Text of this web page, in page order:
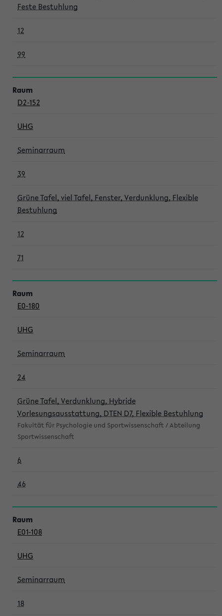
Feste Bestuhlung
12
99
D2-152
UHG
Seminarraum
39
Grüne Tafel, viel Tafel, Fenster, Verdunklung, Flexible
Bestuhlung
12
71
E0-180
UHG
Seminarraum
24
Grüne Tafel, Verdunklung, Hybride
Vorlesungsausstattung, DTEN D7, Flexible Bestuhlung
Fakultät für Psychologie und Sportwissenschaft / Abteilung
Sportwissenschaft
6
46
E01-108
UHG
Seminarraum
18